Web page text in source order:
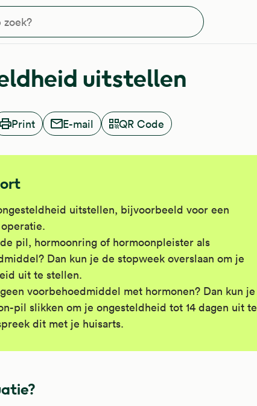
uitstellen
Print E-mail QR Code
uitstellen, bijvoorbeeld voor een
pil, hormoonring of hormoonpleister als
Dan kun je de stopweek overslaan om je
uit te stellen.
voorbehoedmiddel met hormonen? Dan kun je
pil slikken om je ongesteldheid tot 14 dagen uit te
dit met je huisarts.